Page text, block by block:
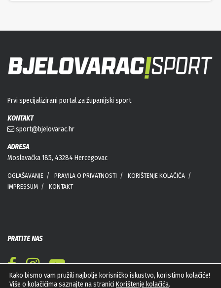
Prvi specijalizirani portal za županijski sport.
KONTAKT
sport@bjelovarac.hr
ADRESA
Moslavačka 185, 43284 Hercegovac
OGLAŠAVANJE PRAVILA O PRIVATNOSTI
KORIŠTENJE KOLAČIĆA
IMPRESSUM
KONTAKT
PRATITE NAS
Kako bismo vam pružili najbolje korisničko iskustvo, koristimo kolačiće!
Više o kolačićima saznajte na stranici Korištenje kolačića.